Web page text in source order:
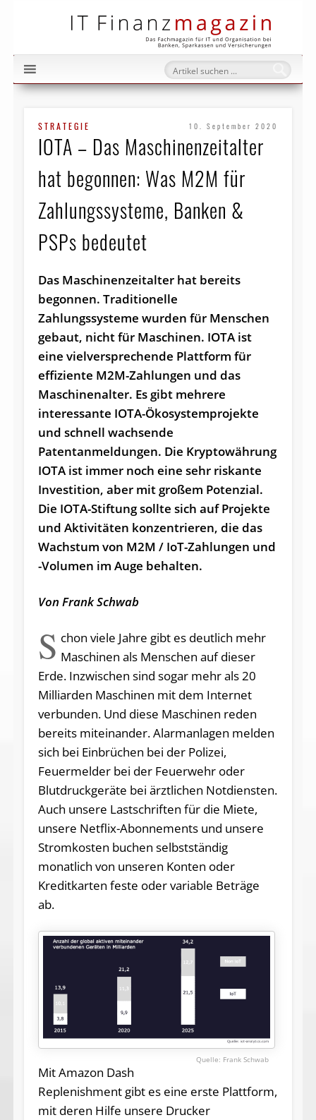
STRATEGIE 10. September 2020
IOTA – Das Maschinenzeitalter
hat begonnen: Was M2M für
Zahlungssysteme, Banken &
PSPs bedeutet
Das Maschinenzeitalter hat bereits
begonnen. Traditionelle
Zahlungssysteme wurden für Menschen
gebaut, nicht für Maschinen. IOTA ist
eine vielversprechende Plattform für
effiziente M2M-Zahlungen und das
Maschinenalter. Es gibt mehrere
interessante IOTA-Ökosystemprojekte
und schnell wachsende
Patentanmeldungen. Die Kryptowährung
IOTA ist immer noch eine sehr riskante
Investition, aber mit großem Potenzial.
Die IOTA-Stiftung sollte sich auf Projekte
und Aktivitäten konzentrieren, die das
Wachstum von M2M / IoT-Zahlungen und
-Volumen im Auge behalten.
Von Frank Schwab
S chon viele Jahre gibt es deutlich mehr
Maschinen als Menschen auf dieser
Erde. Inzwischen sind sogar mehr als 20
Milliarden Maschinen mit dem Internet
verbunden. Und diese Maschinen reden
bereits miteinander. Alarmanlagen melden
sich bei Einbrüchen bei der Polizei,
Feuermelder bei der Feuerwehr oder
Blutdruckgeräte bei ärztlichen Notdiensten.
Auch unsere Lastschriften für die Miete,
unsere Netflix-Abonnements und unsere
Stromkosten buchen selbstständig
monatlich von unseren Konten oder
Kreditkarten feste oder variable Beträge
ab.
Frank Schwab
Mit Amazon Dash
Replenishment gibt es eine erste Plattform,
mit deren Hilfe unsere Drucker